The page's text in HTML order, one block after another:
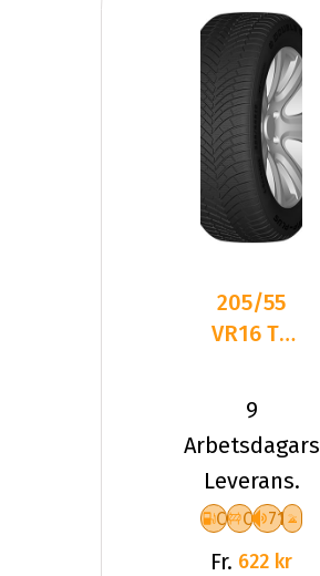
205/55
VR16 TL
DASP-
PLUS XL
9
Arbetsdagars
Leverans.
C C 71
Fr. 622 kr